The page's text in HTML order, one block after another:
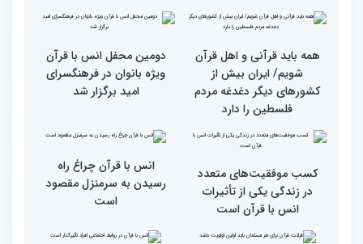
همه باید قرآنی و اهل قرآن
شویم/ ایران بیش از
کشورهای دیگر دغدغه مردم
دومین محفل انس با قرآن
ویژه بانوان در فرهنگسرای
کسب موفقیت‌های متعدد
در زندگی یکی از تأثیرات
انس با قرآن چراغ راه
رسیدن به سرمنزل مقصود